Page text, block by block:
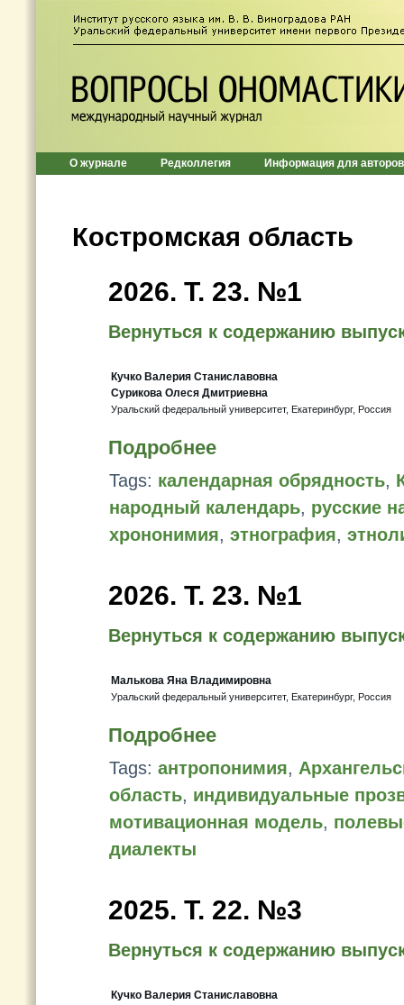
О журнале Редколлегия Информация для авторов
Костромская область
2026. T. 23. №1
Вернуться к содержанию
Кучко Валерия Станиславовна
Сурикова Олеся Дмитриевна
Уральский федеральный университет, Екатеринбург, Россия
Подробнее
Tags: календарная обрядность,
народный календарь, русские
хрононимия, этнография,
2026. T. 23. №1
Вернуться к содержанию
Малькова Яна Владимировна
Уральский федеральный университет, Екатеринбург, Россия
Подробнее
Tags: антропонимия,
область, индивидуальные
мотивационная модель,
диалекты
2025. Т. 22. №3
Вернуться к содержанию
Кучко Валерия Станиславовна